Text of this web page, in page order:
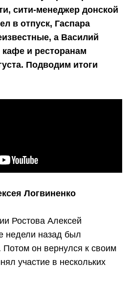
сити-менеджер донской
в отпуск, Гаспара
а Василий
и ресторанам
Подводим итоги
Логвиненко
Ростова Алексей
недели назад был
Потом он вернулся к своим
участие в нескольких